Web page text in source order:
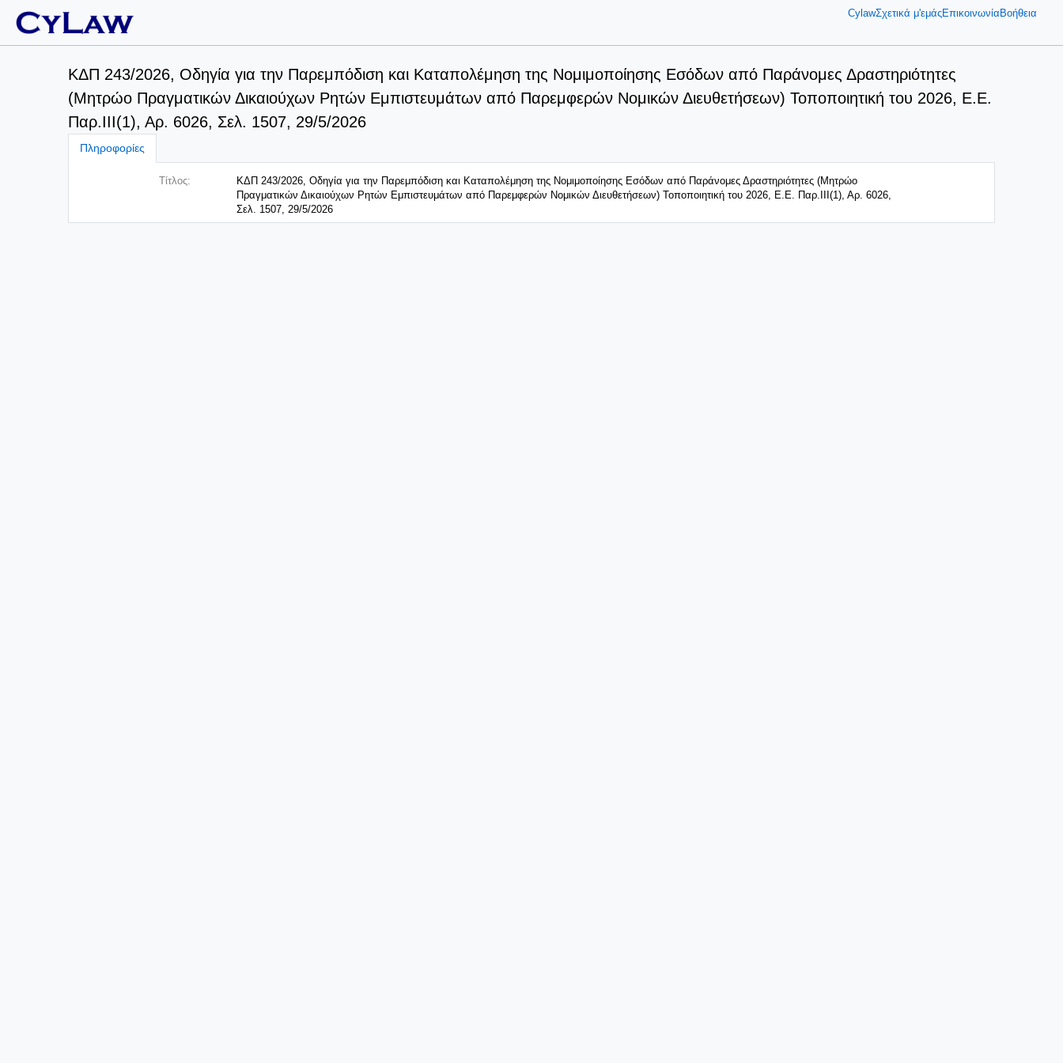
CylawΣχετικά μ'εμάςΕπικοινωνία Βοήθεια
ΚΔΠ 243/2026, Οδηγία για την Παρεμπόδιση και Καταπολέμηση της Νομιμοποίησης Εσόδων από Παράνομες Δραστηριότητες
(Μητρώο Πραγματικών Δικαιούχων Ρητών Εμπιστευμάτων από Παρεμφερών Νομικών Διευθετήσεων) Τοποποιητική του 2026, E.E.
Παρ.ΙΙΙ(1), Αρ. 6026, Σελ. 1507, 29/5/2026
Πληροφορίες
Τίτλος:
ΚΔΠ 243/2026, Οδηγία για την Παρεμπόδιση και Καταπολέμηση της Νομιμοποίησης Εσόδων από Παράνομες Δραστηριότητες (Μητρώο
Πραγματικών Δικαιούχων Ρητών Εμπιστευμάτων από Παρεμφερών Νομικών Διευθετήσεων) Τοποποιητική του 2026, E.E. Παρ.ΙΙΙ(1), Αρ. 6026,
Σελ. 1507, 29/5/2026